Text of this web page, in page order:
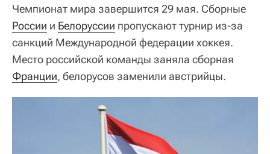
Чемпионат мира завершится 29 мая. Сборные
России и Белоруссии пропускают турнир из-за
санкций Международной федерации хоккея.
Место российской команды заняла сборная
Франции, белорусов заменили австрийцы.